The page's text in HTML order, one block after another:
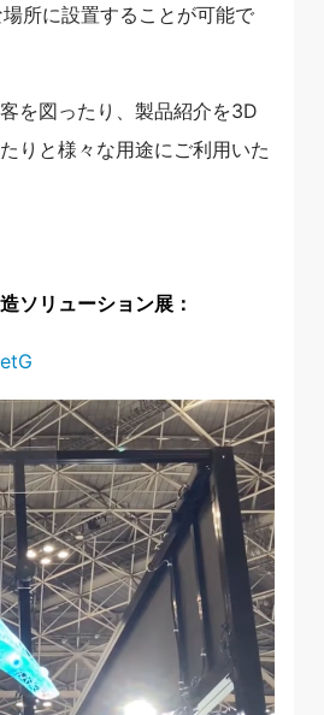
所に設置することが可能で
を図ったり、製品紹介を3D
りと様々な用途にご利用いた
リューション展：